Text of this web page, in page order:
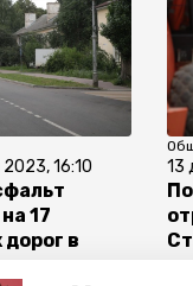
16:10
17
дорог в
округе
13